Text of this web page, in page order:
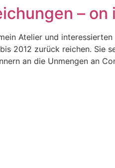
–
Atelier und
2012 zurück reichen. Sie
an die Unmengen an